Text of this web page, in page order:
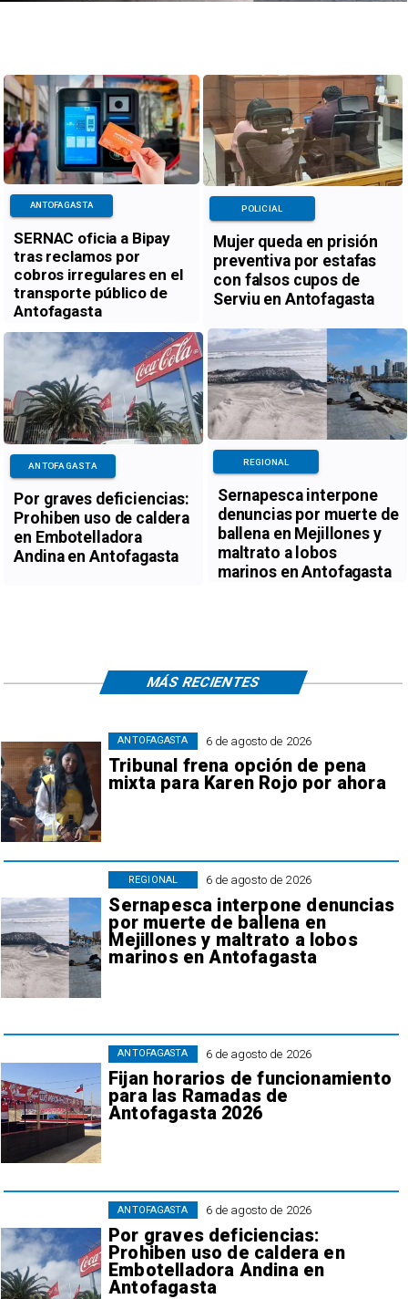
SERNAC oficia a Bipay
tras reclamos por
cobros irregulares en el
transporte público de
Antofagasta
ANTOFAGASTA
Mujer queda en prisión
preventiva por estafas
con falsos cupos de
Serviu en Antofagasta
POLICIAL
Por graves deficiencias:
Prohiben uso de caldera
en Embotelladora
Andina en Antofagasta
ANTOFAGASTA
Sernapesca interpone
denuncias por muerte de
ballena en Mejillones y
maltrato a lobos
marinos en Antofagasta
REGIONAL
6 de agosto de 2026
Tribunal frena opción de pena
mixta para Karen Rojo por ahora
ANTOFAGASTA
6 de agosto de 2026
Sernapesca interpone denuncias
por muerte de ballena en
Mejillones y maltrato a lobos
marinos en Antofagasta
REGIONAL
6 de agosto de 2026
Fijan horarios de funcionamiento
para las Ramadas de
Antofagasta 2026
ANTOFAGASTA
6 de agosto de 2026
Por graves deficiencias:
Prohiben uso de caldera en
Embotelladora Andina en
Antofagasta
ANTOFAGASTA
MÁS RECIENTES